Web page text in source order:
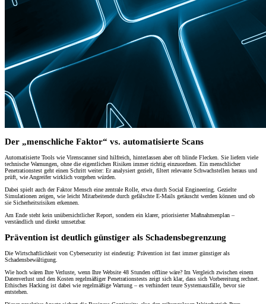
Der „menschliche Faktor“ vs. automatisierte Scans
Automatisierte Tools wie Virenscanner sind hilfreich, hinterlassen aber oft blinde Flecken. Sie liefern viele
technische Warnungen, ohne die eigentlichen Risiken immer richtig einzuordnen. Ein menschlicher
Penetrationstest geht einen Schritt weiter: Er analysiert gezielt, filtert relevante Schwachstellen heraus und
prüft, wie Angreifer wirklich vorgehen würden.
Dabei spielt auch der Faktor Mensch eine zentrale Rolle, etwa durch Social Engineering. Gezielte
Simulationen zeigen, wie leicht Mitarbeitende durch gefälschte E-Mails getäuscht werden können und ob
sie Sicherheitsrisiken erkennen.
Am Ende steht kein unübersichtlicher Report, sondern ein klarer, priorisierter Maßnahmenplan –
verständlich und direkt umsetzbar.
Prävention ist deutlich günstiger als Schadensbegrenzung
Die Wirtschaftlichkeit von Cybersecurity ist eindeutig: Prävention ist fast immer günstiger als
Schadensbewältigung.
Wie hoch wären Ihre Verluste, wenn Ihre Website 48 Stunden offline wäre? Im Vergleich zwischen einem
Datenverlust und den Kosten regelmäßiger Penetrationstests zeigt sich klar, dass sich Vorbereitung rechnet.
Ethisches Hacking ist dabei wie regelmäßige Wartung – es verhindert teure Systemausfälle, bevor sie
entstehen.